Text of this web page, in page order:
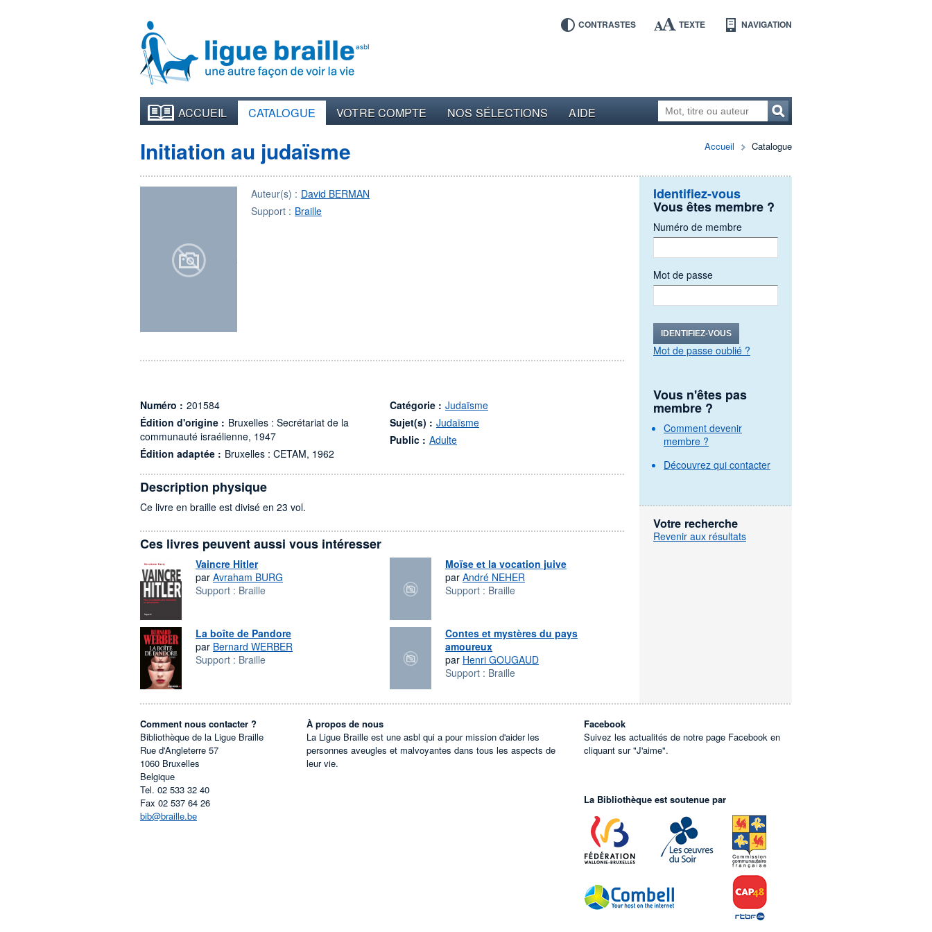
CONTRASTES TEXTE NAVIGATION
ACCUEIL CATALOGUE VOTRE COMPTE NOS SÉLECTIONS AIDE
Accueil Catalogue
Initiation au judaïsme
Auteur(s) : David BERMAN
Support : Braille
Numéro : 201584
Édition d'origine : Bruxelles : Secrétariat de la
communauté israélienne, 1947
Édition adaptée : Bruxelles : CETAM, 1962
Catégorie : Judaïsme
Sujet(s) : Judaïsme
Public : Adulte
Description physique
Ce livre en braille est divisé en 23 vol.
Ces livres peuvent aussi vous intéresser
Vaincre Hitler
par Avraham BURG
Support : Braille
Moïse et la vocation juive
par André NEHER
Support : Braille
La boîte de Pandore
par Bernard WERBER
Support : Braille
Contes et mystères du pays
amoureux
par Henri GOUGAUD
Support : Braille
Identifiez-vous
Vous êtes membre ?
Numéro de membre
Mot de passe
IDENTIFIEZ-VOUS
Mot de passe oublié ?
Vous n'êtes pas
membre ?
Comment devenir
membre ?
Découvrez qui contacter
Votre recherche
Revenir aux résultats
Comment nous contacter ?
Bibliothèque de la Ligue Braille
Rue d'Angleterre 57
1060 Bruxelles
Belgique
Tel. 02 533 32 40
Fax 02 537 64 26
bib@braille.be
À propos de nous
La Ligue Braille est une asbl qui a pour mission d'aider les
personnes aveugles et malvoyantes dans tous les aspects de
leur vie.
Facebook
Suivez les actualités de notre page Facebook en
cliquant sur "J'aime".
La Bibliothèque est soutenue par